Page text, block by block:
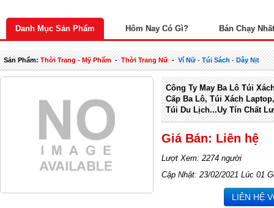
Danh Mục Sản Phẩm Hôm Nay Có Gì? Bán Chạy Nhất
Sản Phẩm:Thời Trang - Mỹ Phẩm-Thời Trang Nữ-Ví Nữ - Túi Sách - Dây Nịt
Công Ty May Ba Lô Túi
Cấp Ba Lô, Túi Xách
Túi Du Lịch...uy Tín Chất
Giá Bán: Liên hệ
Lượt Xem: 2274 người
Cập Nhật: 23/02/2021 Lúc 01
LIÊN HỆ